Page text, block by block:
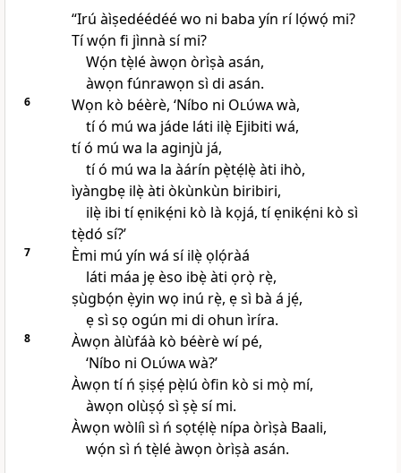
“Irú àìṣedéédéé wo ni baba yín rí lọ́wọ́ mi?
Tí wọ́n fi jìnnà sí mi?
Wọ́n tẹ̀lé àwọn òrìṣà asán,
àwọn fúnrawọn sì di asán.
6 Wọn kò béèrè, ‘Níbo ni Olúwawà,
tí ó mú wa jáde láti ilẹ̀ Ejibiti wá,
tí ó mú wa la aginjù já,
tí ó mú wa la àárín pẹ̀tẹ́lẹ̀ àti ihò,
ìyàngbẹ ilẹ̀ àti òkùnkùn biribiri,
ilẹ̀ ibi tí ẹnikẹ́ni kò là kọjá, tí ẹnikẹ́ni kò sì
tẹ̀dó sí?’
7
Èmi mú yín wá sí ilẹ̀ ọlọ́ràá
láti máa jẹ èso ibẹ̀ àti ọrọ̀ rẹ̀,
ṣùgbọ́n ẹ̀yin wọ inú rẹ̀, ẹ sì bà á jẹ́,
ẹ sì sọ ogún mi di ohun ìríra.
8
Àwọn àlùfáà kò béèrè wí pé,
‘Níbo ni Olúwawà?’
Àwọn tí ń ṣiṣẹ́ pẹ̀lú òfin kò si mọ̀ mí,
àwọn olùṣọ́ sì ṣẹ̀ sí mi.
Àwọn wòlíì sì ń sọtẹ́lẹ̀ nípa òrìṣà Baali,
wọ́n sì ń tẹ̀lé àwọn òrìṣà asán.